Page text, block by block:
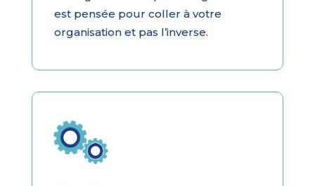
est pensée pour coller à votre
organisation et pas l’inverse.